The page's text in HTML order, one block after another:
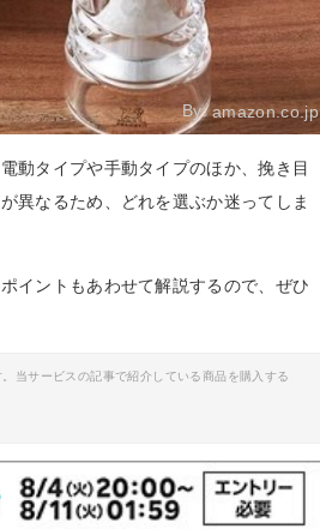
By:amazon.co.jp
動タイプや手動タイプのほか、挽き目
異なるため、どれを選ぶか迷ってしま
イントもあわせて解説するので、ぜひ
当サービスの記事で紹介している商品を購入する